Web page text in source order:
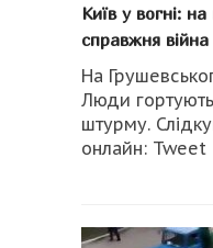
Київ у вогні:
справжня
На
Люди
штурму.
онлайн: Tweet